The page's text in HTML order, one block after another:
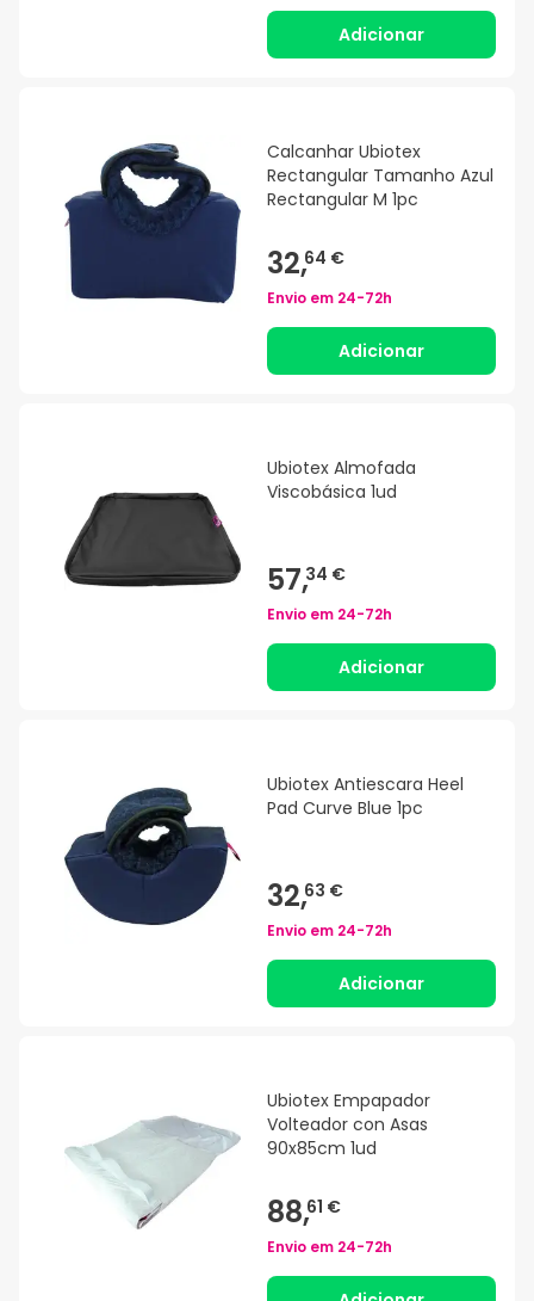
Adicionar
Calcanhar Ubiotex
Rectangular Tamanho Azul
Rectangular M 1pc
32,64 €
Envio em 24-72h
Adicionar
Ubiotex Almofada
Viscobásica 1ud
57,34 €
Envio em 24-72h
Adicionar
Ubiotex Antiescara Heel
Pad Curve Blue 1pc
32,63 €
Envio em 24-72h
Adicionar
Ubiotex Empapador
Volteador con Asas
90x85cm 1ud
88,61 €
Envio em 24-72h